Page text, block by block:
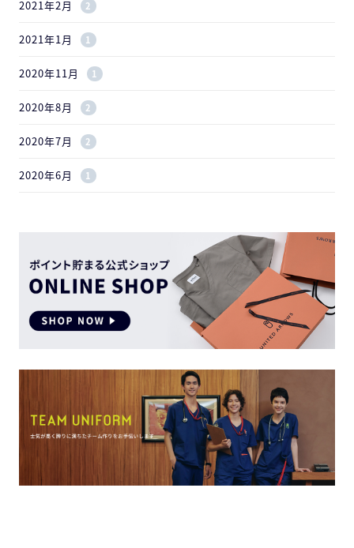
2021年2月 2
2021年1月 1
2020年11月 1
2020年8月 2
2020年7月 2
2020年6月 1